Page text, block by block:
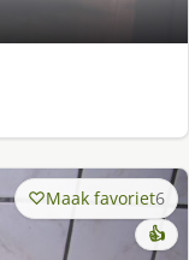
Maak favoriet6
👍